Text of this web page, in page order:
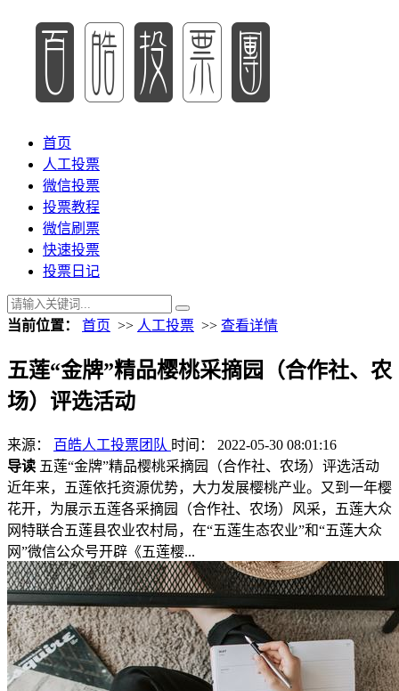
首页
人工投票
微信投票
投票教程
微信刷票
快速投票
投票日记
当前位置： 首页 >> 人工投票 >> 查看详情
五莲“金牌”精品樱桃采摘园（合作社、农
场）评选活动
来源： 百皓人工投票团队 时间： 2022-05-30 08:01:16
导读 五莲“金牌”精品樱桃采摘园（合作社、农场）评选活动
近年来，五莲依托资源优势，大力发展樱桃产业。又到一年樱
花开，为展示五莲各采摘园（合作社、农场）风采，五莲大众
网特联合五莲县农业农村局，在“五莲生态农业”和“五莲大众
网”微信公众号开辟《五莲樱...